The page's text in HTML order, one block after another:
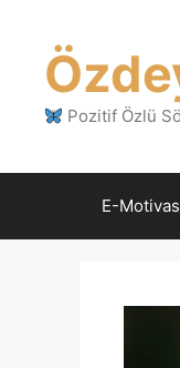
Pozitif Özlü
E-